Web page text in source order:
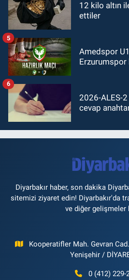
12 kilo altın
ettiler
Amedspor
Erzurumspor
5
2026-ALES-2
cevap
6
Diyarbakır haber, son dakika
sitemizi ziyaret edin! Diyarbakır'da
ve diğer gelişmeler
Kooperatifler Mah. Gevran
Yenişehir /
0 (412) 229-